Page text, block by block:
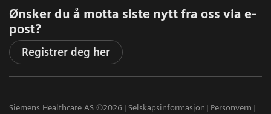
Ønsker du å motta siste nytt fra oss via e-
post?
Registrer deg her
Siemens Healthcare AS ©2026 Selskapsinformasjon
Personvern